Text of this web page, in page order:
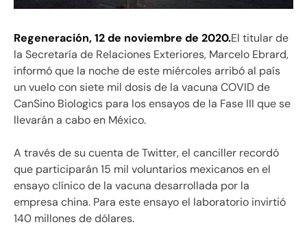
Regeneración, 12 de noviembre de 2020.El titular de
la Secretaría de Relaciones Exteriores, Marcelo Ebrard,
informó que la noche de este miércoles arribó al país
un vuelo con siete mil dosis de la vacuna COVID de
CanSino Biologics para los ensayos de la Fase III que se
llevarán a cabo en México.
A través de su cuenta de Twitter, el canciller recordó
que participarán 15 mil voluntarios mexicanos en el
ensayo clínico de la vacuna desarrollada por la
empresa china. Para este ensayo el laboratorio invirtió
140 millones de dólares.